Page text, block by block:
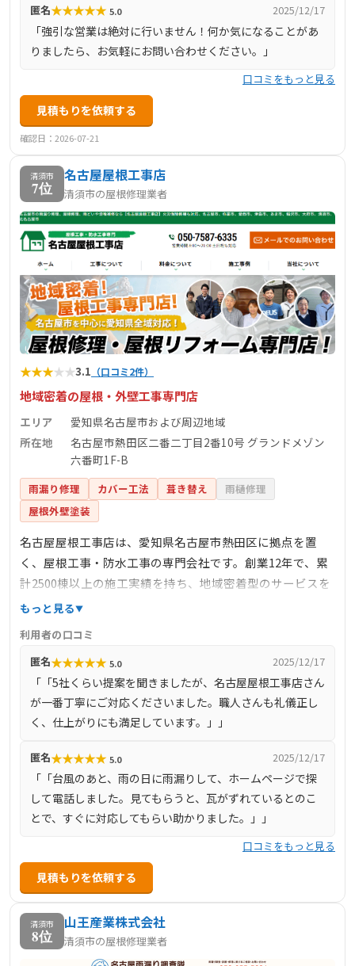
匿名★★★★★ 5.0 2025/12/17
「強引な営業は絶対に行いません！何か気になることがあ
りましたら、お気軽にお問い合わせください。」
口コミをもっと見る
見積もりを依頼する
確認日：2026-07-21
清須市
7位
名古屋屋根工事店
清須市の屋根修理業者
★★★★★3.1 （口コミ2件）
地域密着の屋根・外壁工事専門店
エリア
愛知県名古屋市および周辺地域
所在地
名古屋市熱田区二番二丁目2番10号 グランドメゾン
六番町1F-B
雨漏り修理 カバー工法 葺き替え
雨樋修理
屋根外壁塗装
名古屋屋根工事店は、愛知県名古屋市熱田区に拠点を置
く、屋根工事・防水工事の専門会社です。創業12年で、累
計2500棟以上の施工実績を持ち、地域密着型のサービスを
提供しています。主な業務内容は、雨漏り修理、屋根葺き
事、屋根塗装、外壁塗装、天窓工事、雨どい工事、サイデ
ィング張り替えなど、多岐にわたります。特に、建築施工
管理技士や塗装技能士などの有資格者が在籍しており、技
術力の高さが強みです。また、自社施工により中間マージ
ンを省き、低価格で高品質な施工を実現しています。さら
後のアフターケアにも力を入れています。
もっと見る
利用者の口コミ
匿名★★★★★ 5.0 2025/12/17
「「5社くらい提案を聞きましたが、名古屋屋根工事店さん
が一番丁寧にご対応くださいました。職人さんも礼儀正し
く、仕上がりにも満足しています。」」
匿名★★★★★ 5.0 2025/12/17
「「台風のあと、雨の日に雨漏りして、ホームページで探
して電話しました。見てもらうと、瓦がずれているとのこ
とで、すぐに対応してもらい助かりました。」」
口コミをもっと見る
見積もりを依頼する
清須市
8位
山王産業株式会社
清須市の屋根修理業者